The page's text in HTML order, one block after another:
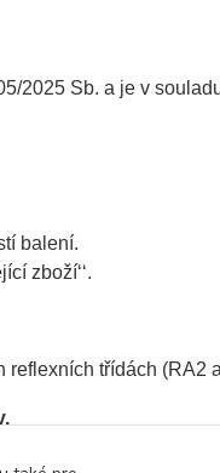
2025 Sb. a je v
balení.
zboží‘‘.
reflexních třídách (RA2
.